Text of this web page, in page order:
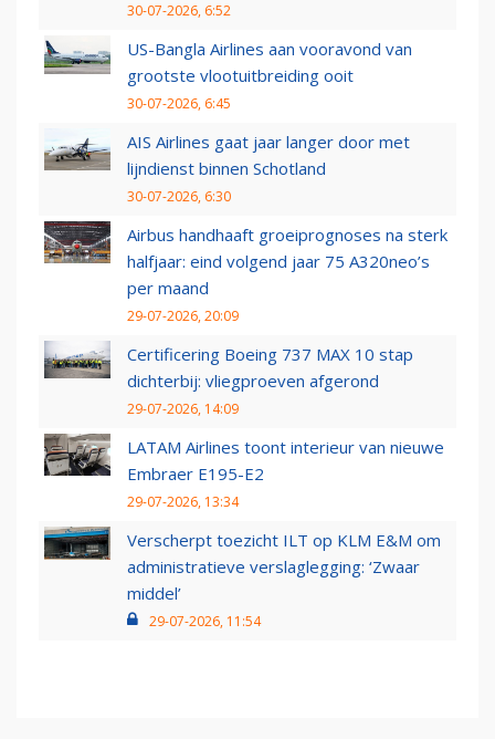
30-07-2026, 6:52
US-Bangla Airlines aan vooravond van
grootste vlootuitbreiding ooit
30-07-2026, 6:45
AIS Airlines gaat jaar langer door met
lijndienst binnen Schotland
30-07-2026, 6:30
Airbus handhaaft groeiprognoses na sterk
halfjaar: eind volgend jaar 75 A320neo’s
per maand
29-07-2026, 20:09
Certificering Boeing 737 MAX 10 stap
dichterbij: vliegproeven afgerond
29-07-2026, 14:09
LATAM Airlines toont interieur van nieuwe
Embraer E195-E2
29-07-2026, 13:34
Verscherpt toezicht ILT op KLM E&M om
administratieve verslaglegging: ‘Zwaar
middel’
29-07-2026, 11:54